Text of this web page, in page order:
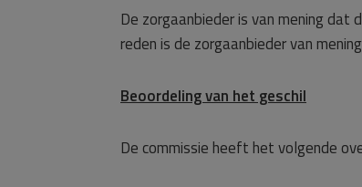
De zorgaanbieder is van mening
reden is de zorgaanbieder van
Beoordeling van het geschil
De commissie heeft het volgende